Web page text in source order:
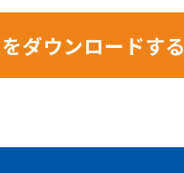
ダウンロードする